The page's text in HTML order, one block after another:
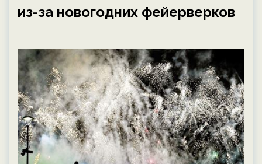
из-за новогодних фейерверков